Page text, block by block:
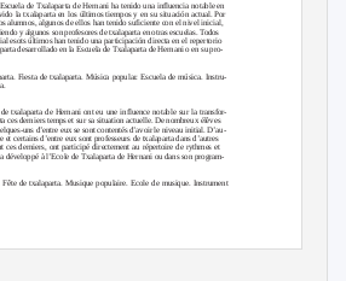
de Txalaparta de Hernani ha tenido una influencia notable en
la txalaparta en los últimos tiempos y en su situación actual. Por
alumnos, algunos de ellos han tenido suficiente con el nivel inicial,
y algunos son profesores de txalaparta en otras escuelas. Todos
esots últimos han tenido una participación directa en el repertorio
desarrollado en la Escuela de Txalaparta de Hernani o en su pro-
Fiesta de txalaparta. Música popular. Escuela de música. Instru-
txalaparta de Hernani ont eu une influence notable sur la transfor-
ces derniers temps et sur sa situation actuelle. De nombreux élèves
uns d’entre eux se sont contentés d’avoir le niveau initial. D’au-
et certains d’entre eux sont professeurs de txalaparta dans d’autres
ces derniers, ont participé directement au répertoire de rythmes et
développé à l’Ecole de Txalaparta de Hernani ou dans son program-
Fête de txalaparta. Musique populaire. Ecole de musique. Instrument